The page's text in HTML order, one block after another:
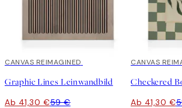
30%*
CANVAS REIMAGINED
Graphic Lines Leinwandbild
Ab 41,30 €59 €
30%*
CANVAS
Ab 41,30 €